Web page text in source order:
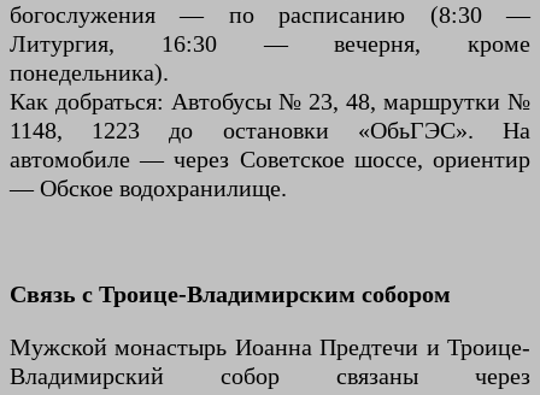
богослужения — по расписанию (8:30 —
Литургия, 16:30 — вечерня, кроме
понедельника).
Как добраться: Автобусы № 23, 48, маршрутки №
1148, 1223 до остановки «ОбьГЭС». На
автомобиле — через Советское шоссе, ориентир
— Обское водохранилище.
Связь с Троице-Владимирским собором
Мужской монастырь Иоанна Предтечи и Троице-
Владимирский собор связаны через